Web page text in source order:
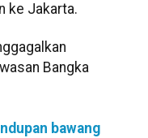
ke Jakarta.
Bangka
bawang